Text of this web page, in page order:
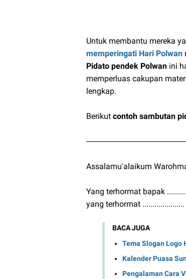
Untuk membantu mereka
memperingati Hari Polwan
Pidato pendek Polwan ini
memperluas cakupan
lengkap.
Berikut contoh sambutan
Assalamu'alaikum
Yang terhormat bapak
yang terhormat .....................
BACA JUGA
Tema Slogan Logo
Kalender Puasa
Pengalaman Cara